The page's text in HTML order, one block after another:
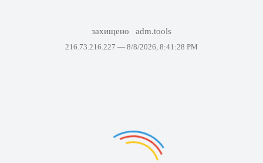
захищено adm.tools
216.73.216.227 — 8/8/2026, 8:41:28 PM